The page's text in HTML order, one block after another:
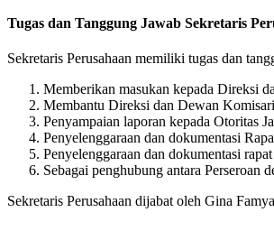
Tugas dan Tanggung Jawab Sekretaris
Sekretaris Perusahaan memiliki tugas dan
Memberikan masukan kepada Direksi
Membantu Direksi dan Dewan
Penyampaian laporan kepada Otoritas
Penyelenggaraan dan dokumentasi
Penyelenggaraan dan dokumentasi
Sebagai penghubung antara Perseroan
Sekretaris Perusahaan dijabat oleh Gina